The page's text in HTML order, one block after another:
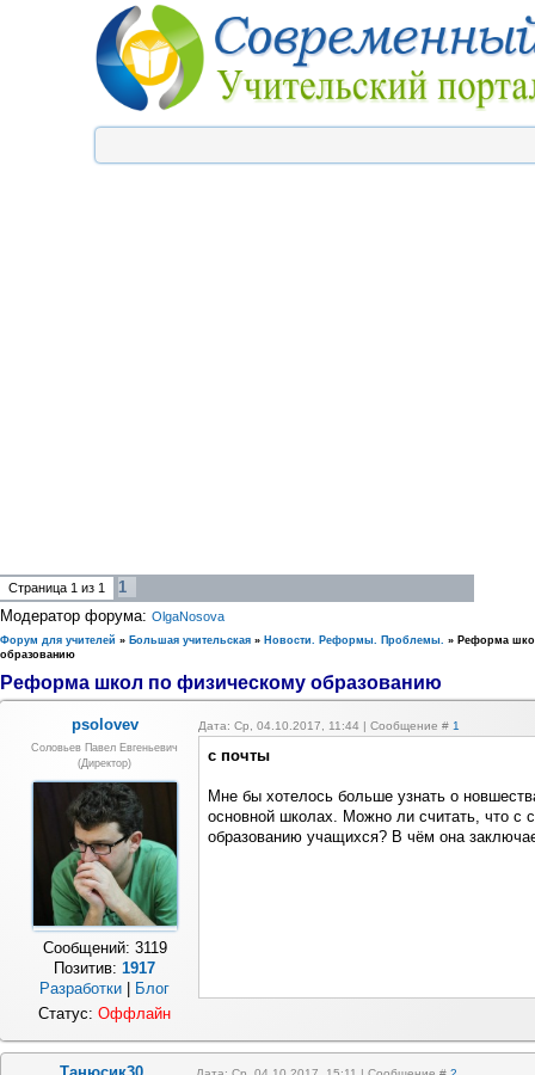
Страница 1 из 1
1
Модератор форума: OlgaNosova
Форум для учителей » Большая учительская » Новости. Реформы. Проблемы. » Реформа
образованию
Реформа школ по физическому образованию
psolovev Дата: Ср, 04.10.2017, 11:44 | Сообщение # 1
Соловьев Павел Евгеньевич
(Директор)
Сообщений: 3119
Позитив:1917
Разработки
Блог
с почты
Мне бы хотелось больше узнать о
основной школах. Можно ли считать, что с
образованию учащихся? В чём она
Статус:Оффлайн